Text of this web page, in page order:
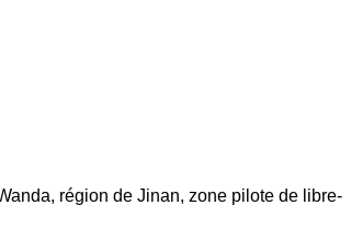
région de Jinan, zone pilote de libre-